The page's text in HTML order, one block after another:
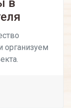
в
организуем